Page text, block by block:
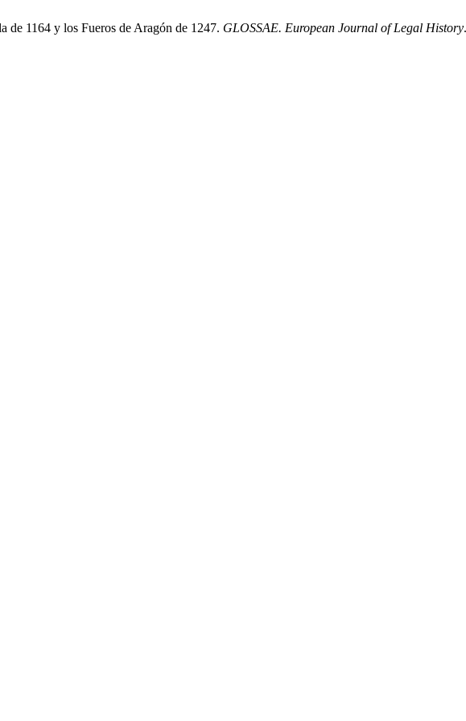
de 1164 y los Fueros de Aragón de 1247. GLOSSAE. European Journal of Legal History